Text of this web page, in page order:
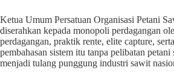
Ketua Umum Persatuan Organisasi Petani
diserahkan kepada monopoli perdagangan
perdagangan, praktik rente, elite capture,
pembahasan sistem itu tanpa pelibatan
menjadi tulang punggung industri sawit